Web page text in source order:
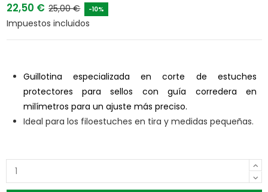
22,50 € 25,00 € -10%
Impuestos incluidos
Guillotina especializada en corte de estuches
protectores para sellos con guía corredera en
milímetros para un ajuste más preciso.
Ideal para los filoestuches en tira y medidas pequeñas.